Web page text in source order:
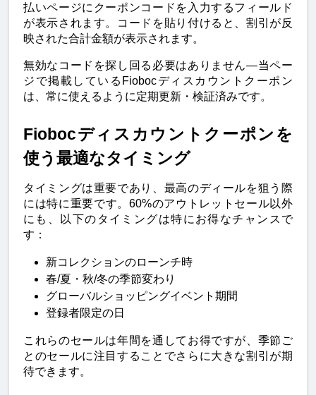
払いページにクーポンコードを入力するフィールド
が表示されます。コードを貼り付けると、割引が反
映された合計金額が表示されます。
無効なコードを探し回る必要はありません—当ペー
ジで掲載しているFiobocディスカウントクーポン
は、常に使えるように定期更新・検証済みです。
Fiobocディスカウントクーポンを
使う最適なタイミング
タイミングは重要であり、最高のディールを狙う際
には特に重要です。60%のアウトレットセール以外
にも、以下のタイミングは特にお得なチャンスで
す：
新コレクションのローンチ時
春/夏・秋/冬の季節変わり
グローバルショッピングイベント期間
登録者限定の日
これらのセールは年間を通してお得ですが、季節ご
とのセールに注目することでさらに大きな割引が期
待できます。